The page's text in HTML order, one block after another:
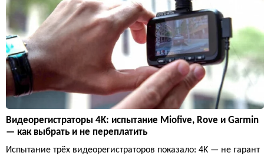
Видеорегистраторы 4K: испытание Miofive, Rove и Garmin
— как выбрать и не переплатить
Испытание трёх видеорегистраторов показало: 4K — не гарант